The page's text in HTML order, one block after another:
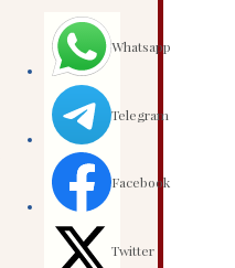
Whatsapp
Telegram
Facebook
Twitter